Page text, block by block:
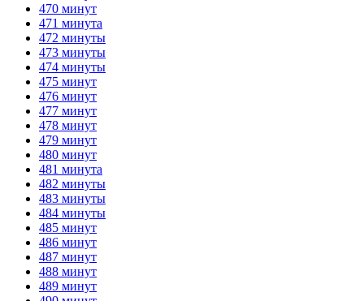
470 минут
471 минута
472 минуты
473 минуты
474 минуты
475 минут
476 минут
477 минут
478 минут
479 минут
480 минут
481 минута
482 минуты
483 минуты
484 минуты
485 минут
486 минут
487 минут
488 минут
489 минут